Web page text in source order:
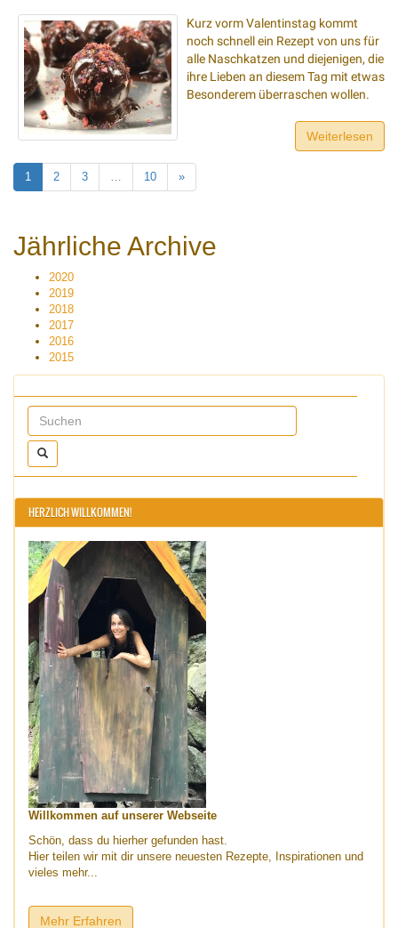
Kurz vorm Valentinstag kommt
noch schnell ein Rezept von uns für
alle Naschkatzen und diejenigen, die
ihre Lieben an diesem Tag mit etwas
Besonderem überraschen wollen.
Weiterlesen
1 2 3 10 »
Jährliche Archive
2020
2019
2018
2017
2016
2015
HERZLICH WILLKOMMEN!
Willkommen auf unserer Webseite
Schön, dass du hierher gefunden hast.
Hier teilen wir mit dir unsere neuesten Rezepte, Inspirationen und
vieles mehr...
Mehr Erfahren